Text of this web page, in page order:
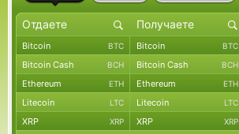
Bitcoin BTC Bitcoin BTC
Bitcoin Cash BCH Bitcoin Cash BCH
Ethereum ETH Ethereum ETH
Litecoin LTC Litecoin LTC
XRP XRP XRP XRP